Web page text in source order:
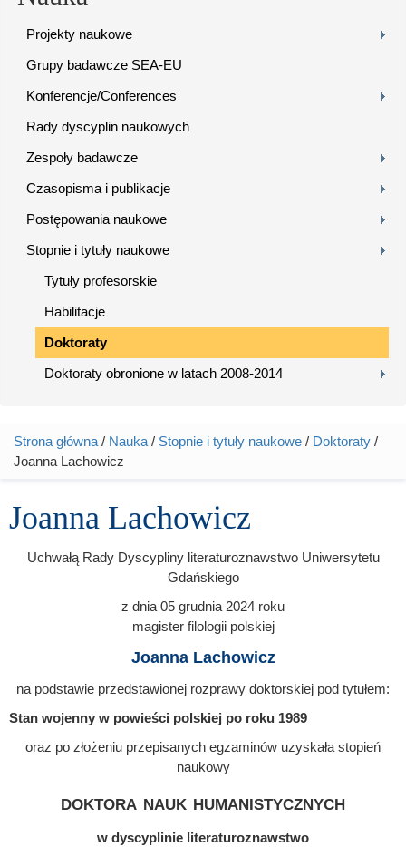
Projekty naukowe
Grupy badawcze SEA-EU
Konferencje/Conferences
Rady dyscyplin naukowych
Zespoły badawcze
Czasopisma i publikacje
Postępowania naukowe
Stopnie i tytuły naukowe
Tytuły profesorskie
Habilitacje
Doktoraty
Doktoraty obronione w latach 2008-2014
Jesteś tutaj
Strona główna / Nauka / Stopnie i tytuły naukowe / Doktoraty /
Joanna Lachowicz
Joanna Lachowicz
Uchwałą Rady Dyscypliny literaturoznawstwo Uniwersytetu
Gdańskiego
z dnia 05 grudnia 2024 roku
magister filologii polskiej
Joanna Lachowicz
na podstawie przedstawionej rozprawy doktorskiej pod tytułem:
Stan wojenny w powieści polskiej po roku 1989
oraz po złożeniu przepisanych egzaminów uzyskała stopień
naukowy
doktora nauk humanistycznych
w dyscyplinie literaturoznawstwo